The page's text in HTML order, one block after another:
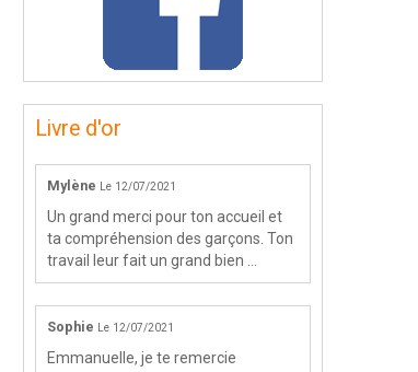
Livre d'or
Mylène Le 12/07/2021
Un grand merci pour ton accueil et
ta compréhension des garçons. Ton
travail leur fait un grand bien ...
Sophie Le 12/07/2021
Emmanuelle, je te remercie